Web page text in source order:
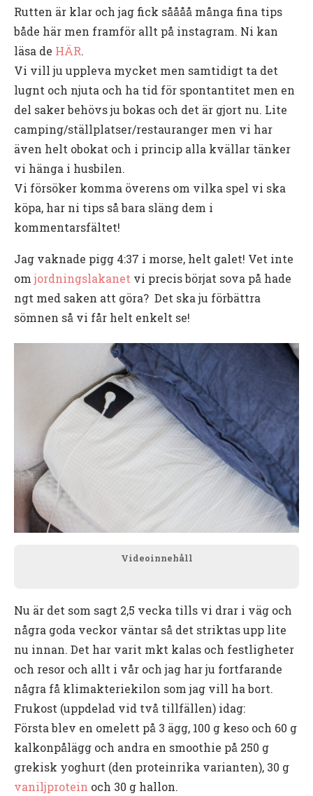
Rutten är klar och jag fick såååå många fina tips
både här men framför allt på instagram. Ni kan
läsa de HÄR.
Vi vill ju uppleva mycket men samtidigt ta det
lugnt och njuta och ha tid för spontantitet men en
del saker behövs ju bokas och det är gjort nu. Lite
camping/ställplatser/restauranger men vi har
även helt obokat och i princip alla kvällar tänker
vi hänga i husbilen.
Vi försöker komma överens om vilka spel vi ska
köpa, har ni tips så bara släng dem i
kommentarsfältet!
Jag vaknade pigg 4:37 i morse, helt galet! Vet inte
omjordningslakanet vi precis börjat sova på hade
ngt med saken att göra? Det ska ju förbättra
sömnen så vi får helt enkelt se!
Videoinnehåll
Nu är det som sagt 2,5 vecka tills vi drar i väg och
några goda veckor väntar så det striktas upp lite
nu innan. Det har varit mkt kalas och festligheter
och resor och allt i vår och jag har ju fortfarande
några få klimakteriekilon som jag vill ha bort.
Frukost (uppdelad vid två tillfällen) idag:
Första blev en omelett på 3 ägg, 100 g keso och 60 g
kalkonpålägg och andra en smoothie på 250 g
grekisk yoghurt (den proteinrika varianten), 30 g
vaniljprotein och 30 g hallon.